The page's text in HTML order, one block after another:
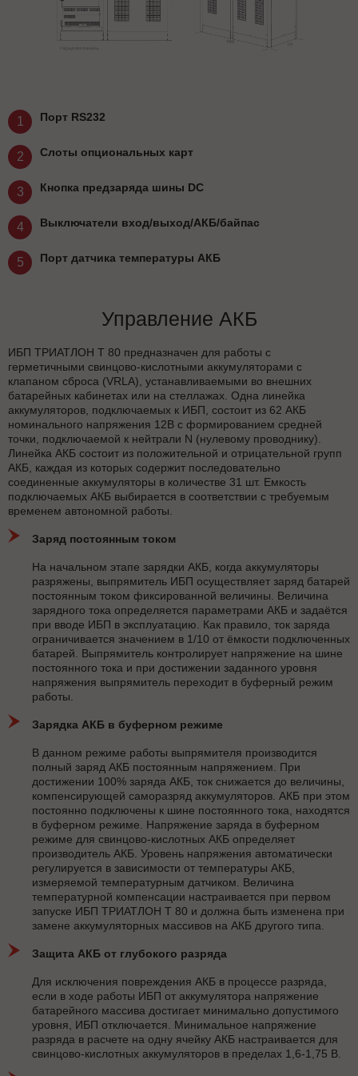
1 Порт RS232
2 Слоты опциональных карт
3 Кнопка предзаряда шины DC
4 Выключатели вход/выход/АКБ/байпас
5 Порт датчика температуры АКБ
Управление АКБ
ИБП ТРИАТЛОН Т 80 предназначен для работы с
герметичными свинцово-кислотными аккумуляторами с
клапаном сброса (VRLA), устанавливаемыми во внешних
батарейных кабинетах или на стеллажах. Одна линейка
аккумуляторов, подключаемых к ИБП, состоит из 62 АКБ
номинального напряжения 12В с формированием средней
точки, подключаемой к нейтрали N (нулевому проводнику).
Линейка АКБ состоит из положительной и отрицательной групп
АКБ, каждая из которых содержит последовательно
соединенные аккумуляторы в количестве 31 шт. Емкость
подключаемых АКБ выбирается в соответствии с требуемым
временем автономной работы.
Заряд постоянным током
На начальном этапе зарядки АКБ, когда аккумуляторы
разряжены, выпрямитель ИБП осуществляет заряд батарей
постоянным током фиксированной величины. Величина
зарядного тока определяется параметрами АКБ и задаётся
при вводе ИБП в эксплуатацию. Как правило, ток заряда
ограничивается значением в 1/10 от ёмкости подключенных
батарей. Выпрямитель контролирует напряжение на шине
постоянного тока и при достижении заданного уровня
напряжения выпрямитель переходит в буферный режим
работы.
Зарядка АКБ в буферном режиме
В данном режиме работы выпрямителя производится
полный заряд АКБ постоянным напряжением. При
достижении 100% заряда АКБ, ток снижается до величины,
компенсирующей саморазряд аккумуляторов. АКБ при этом
постоянно подключены к шине постоянного тока, находятся
в буферном режиме. Напряжение заряда в буферном
режиме для свинцово-кислотных АКБ определяет
производитель АКБ. Уровень напряжения автоматически
регулируется в зависимости от температуры АКБ,
измеряемой температурным датчиком. Величина
температурной компенсации настраивается при первом
запуске ИБП ТРИАТЛОН Т 80 и должна быть изменена при
замене аккумуляторных массивов на АКБ другого типа.
Защита АКБ от глубокого разряда
Для исключения повреждения АКБ в процессе разряда,
если в ходе работы ИБП от аккумулятора напряжение
батарейного массива достигает минимально допустимого
уровня, ИБП отключается. Минимальное напряжение
разряда в расчете на одну ячейку АКБ настраивается для
свинцово-кислотных аккумуляторов в пределах 1,6-1,75 В.